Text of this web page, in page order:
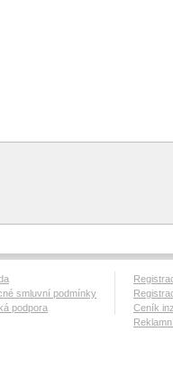
smluvní podmínky
podpora
Ceník